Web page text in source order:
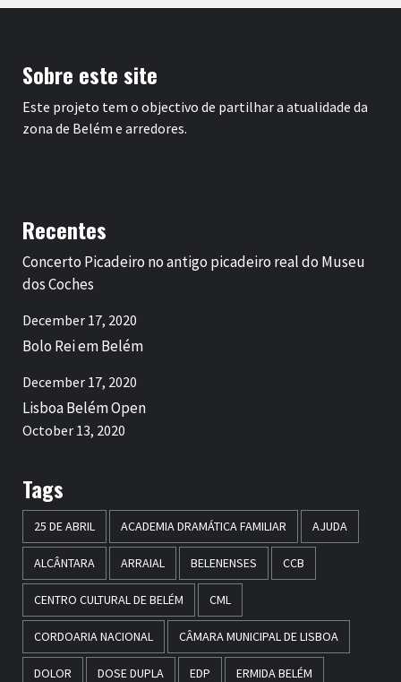
Sobre este site
Este projeto tem o objectivo de partilhar a atualidade da
zona de Belém e arredores.
Recentes
Concerto Picadeiro no antigo picadeiro real do Museu
dos Coches
December 17, 2020
Bolo Rei em Belém
December 17, 2020
Lisboa Belém Open
October 13, 2020
Tags
25 DE ABRIL ACADEMIA DRAMÁTICA FAMILIAR AJUDA
ALCÂNTARA ARRAIAL BELENENSES CCB
CENTRO CULTURAL DE BELÉM CML
CORDOARIA NACIONAL CÂMARA MUNICIPAL DE LISBOA
DOLOR DOSE DUPLA EDP ERMIDA BELÉM